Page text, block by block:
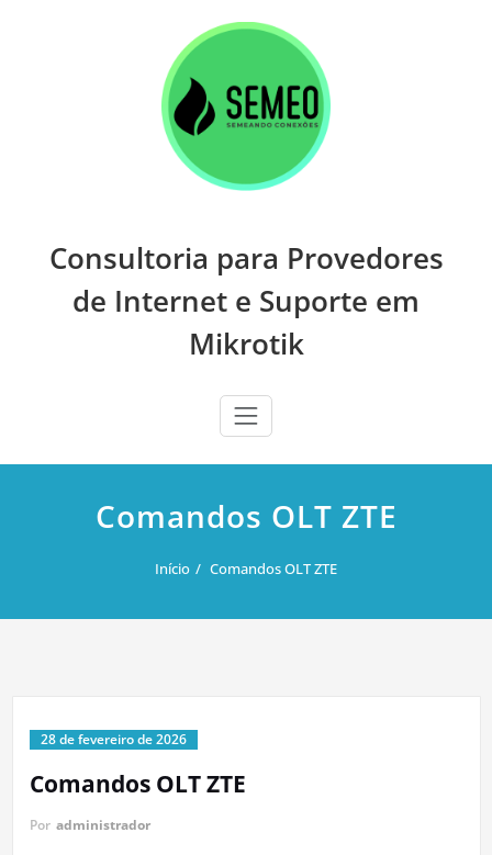
Consultoria para Provedores
de Internet e Suporte em
Mikrotik
Comandos OLT ZTE
Início Comandos OLT ZTE
28 de fevereiro de 2026
Comandos OLT ZTE
Por administrador